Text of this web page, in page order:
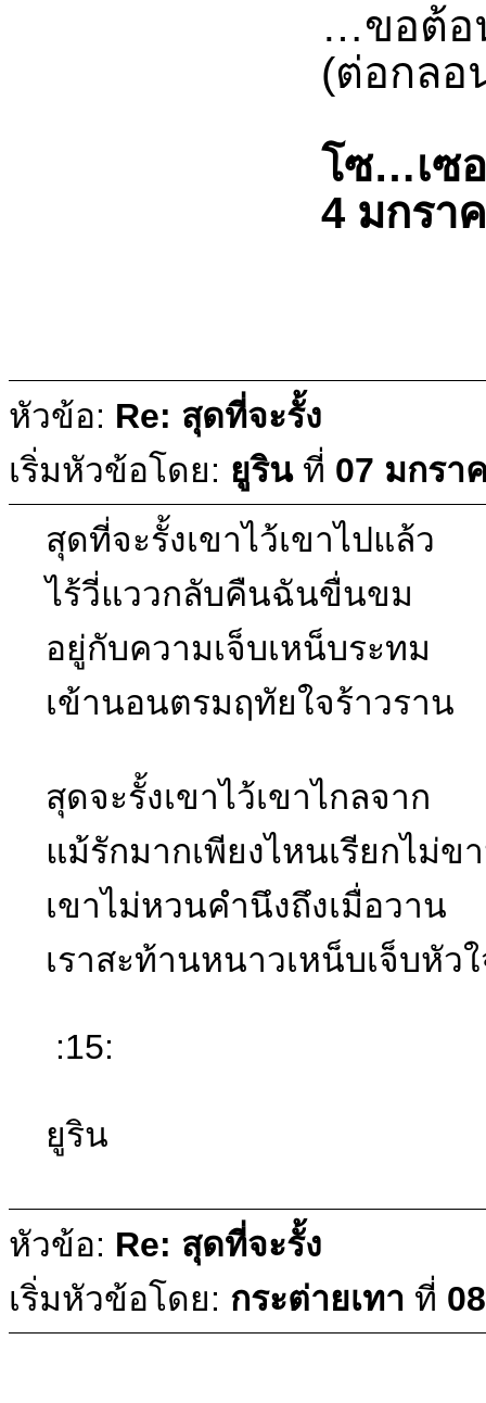
…ขอต้อ
(ต่อกลอ
โซ…เซ
4 มกรา
หัวข้อ: Re: สุดที่จะรั้ง
เริ่มหัวข้อโดย: ยูรินที่ 07 มกรา
สุดที่จะรั้งเขาไว้เขาไปแล้ว
ไร้วี่แววกลับคืนฉันขื่นขม
อยู่กับความเจ็บเหน็บระทม
เข้านอนตรมฤทัยใจร้าวราน
สุดจะรั้งเขาไว้เขาไกลจาก
แม้รักมากเพียงไหนเรียกไม่ข
เขาไม่หวนคำนึงถึงเมื่อวาน
เราสะท้านหนาวเหน็บเจ็บหัว
:15:
ยูริน
หัวข้อ: Re: สุดที่จะรั้ง
เริ่มหัวข้อโดย: กระต่ายเทา ที่